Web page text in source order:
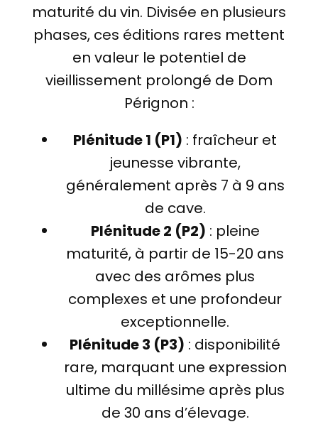
maturité du vin. Divisée en plusieurs
phases, ces éditions rares mettent
en valeur le potentiel de
vieillissement prolongé de Dom
Pérignon :
Plénitude 1 (P1) : fraîcheur et
jeunesse vibrante,
généralement après 7 à 9 ans
de cave.
Plénitude 2 (P2) : pleine
maturité, à partir de 15-20 ans
avec des arômes plus
complexes et une profondeur
exceptionnelle.
Plénitude 3 (P3) : disponibilité
rare, marquant une expression
ultime du millésime après plus
de 30 ans d’élevage.